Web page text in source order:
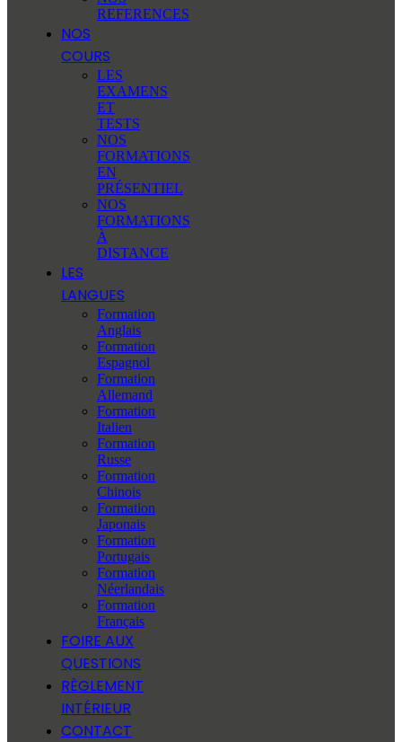
REFERENCES
NOS
COURS
LES
EXAMENS
ET
TESTS
NOS
FORMATIONS
EN
PRÉSENTIEL
NOS
FORMATIONS
À
DISTANCE
LES
LANGUES
Formation
Anglais
Formation
Espagnol
Formation
Allemand
Formation
Italien
Formation
Russe
Formation
Chinois
Formation
Japonais
Formation
Portugais
Formation
Néerlandais
Formation
Français
FOIRE AUX
QUESTIONS
RÈGLEMENT
INTÉRIEUR
CONTACT